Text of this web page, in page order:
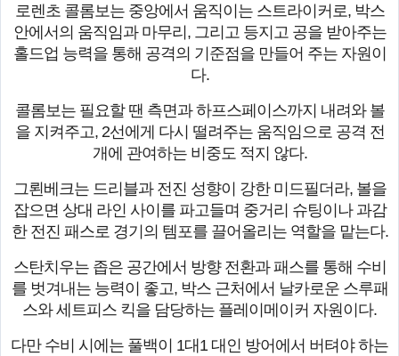
로렌초 콜롬보는 중앙에서 움직이는 스트라이커로, 박스
안에서의 움직임과 마무리, 그리고 등지고 공을 받아주는
홀드업 능력을 통해 공격의 기준점을 만들어 주는 자원이
다.
콜롬보는 필요할 땐 측면과 하프스페이스까지 내려와 볼
을 지켜주고, 2선에게 다시 떨려주는 움직임으로 공격 전
개에 관여하는 비중도 적지 않다.
그뢴베크는 드리블과 전진 성향이 강한 미드필더라, 볼을
잡으면 상대 라인 사이를 파고들며 중거리 슈팅이나 과감
한 전진 패스로 경기의 템포를 끌어올리는 역할을 맡는다.
스탄치우는 좁은 공간에서 방향 전환과 패스를 통해 수비
를 벗겨내는 능력이 좋고, 박스 근처에서 날카로운 스루패
스와 세트피스 킥을 담당하는 플레이메이커 자원이다.
다만 수비 시에는 풀백이 1대1 대인 방어에서 버텨야 하는